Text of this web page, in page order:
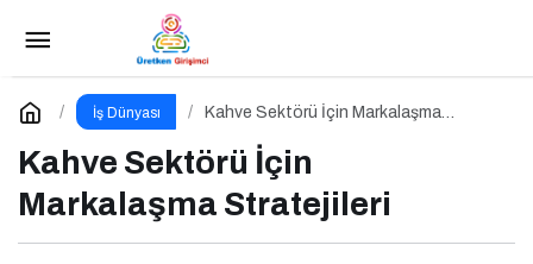
İş Dünyası
Kahve Sektörü İçin Markalaşma
Kahve Sektörü İçin
Markalaşma Stratejileri
Girişimcilik Odaklı Podcast Serisi:
Girişimcilerin Büyük Hataları
Yorum Yap